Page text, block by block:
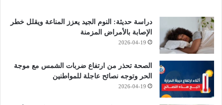
دراسة حديثة: النوم الجيد يعزز المناعة ويقلل خطر
الإصابة بالأمراض المزمنة
2026-04-19
الصحة تحذر من ارتفاع ضربات الشمس مع موجة
الحر وتوجه نصائح عاجلة للمواطنين
2026-04-19